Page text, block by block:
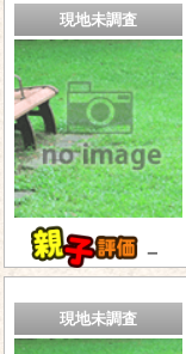
現地未調査
－
現地未調査